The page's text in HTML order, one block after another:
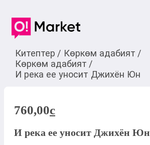
Китептер / Көркөм адабият /
Көркөм адабият /
И река ее уносит Джихён Юн
760,00c
И река ее уносит Джихён Юн